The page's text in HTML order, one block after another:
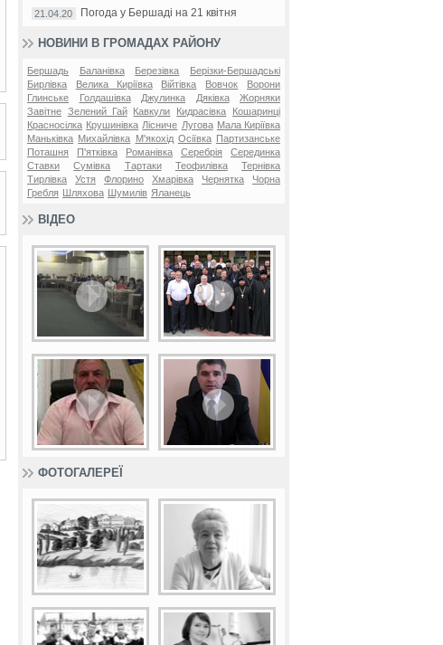
21.04.20 Погода у Бершаді на 21 квітня
НОВИНИ В ГРОМАДАХ РАЙОНУ
Бершадь Баланівка Березівка
Берізки-Бершадські
Бирлівка
Велика Киріївка Війтівка Вовчок
Ворони
Глинське
Голдашівка Джулинка Дяківка
Жорняки
Завітне Зелений Гай Кавкули Кидрасівка
Кошаринці
Красносілка Крушинівка Лісниче Лугова Мала Киріївка
Маньківка Михайлівка М'якохід Осіївка
Партизанське
Поташня
П'ятківка Романівка Серебрія
Серединка
Ставки
Сумівка Тартаки Теофилівка
Тернівка
Тирлівка
Устя Флорино Хмарівка Чернятка
Чорна
Гребля
Шляхова Шумилів Яланець
ВІДЕО
ФОТОГАЛЕРЕЇ